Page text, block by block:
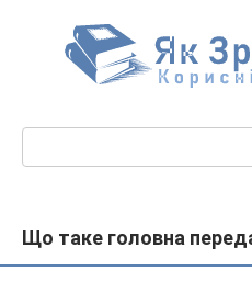
Що таке головна